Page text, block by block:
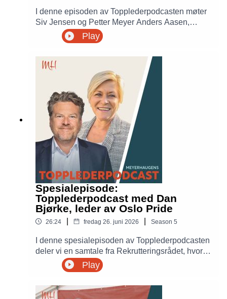
I denne episoden av Topplederpodcasten møter
Siv Jensen og Petter Meyer Anders Aasen,
gründer og Chief Business Development Officer i
Aider. Sammen snakker de om hva som
kjennetegner gode gründere, hvordan du bygger
kultur gjennom oppkjøp, hvorfor mennesker alltid
kommer først, og hvilke ambisjoner Aider har for
videre vekst i Europa.
Play
Spesialepisode:
Topplederpodcast med Dan
Bjørke, leder av Oslo Pride
26:24 fredag 26. juni 2026 Season 5
I denne spesialepisoden av Topplederpodcasten
deler vi en samtale fra Rekrutteringsrådet, hvor
Petter Meyer møter Dan Bjørke, lederen av Oslo
Pride. Sammen snakker de om hvordan Oslo
største folkebevegelser, hva som kreves for å
Play